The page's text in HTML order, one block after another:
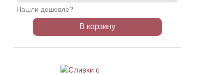
Нашли дешевле?
В корзину